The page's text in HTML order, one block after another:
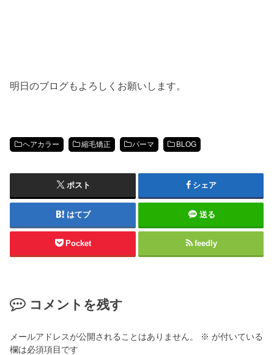
明日のブログもよろしくお願いします。
ヘアカラー 縮毛矯正 パーマ BLOG
ポスト シェア
はてブ 送る
Pocket feedly
コメントを残す
メールアドレスが公開されることはありません。 ※ が付いている
欄は必須項目です